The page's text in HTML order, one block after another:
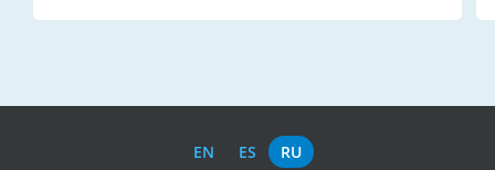
EN ES RU